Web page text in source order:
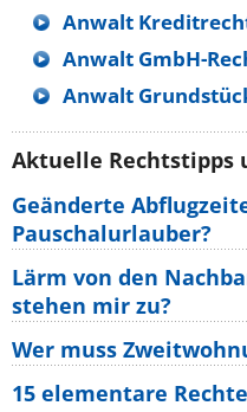
Anwalt
Anwalt GmbH-
Anwalt
Aktuelle Rechtstipps
Geänderte
Pauschalurlauber?
Lärm von den
stehen mir zu?
Wer muss
15 elementare